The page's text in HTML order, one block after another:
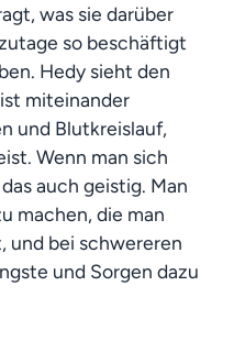
was sie darüber
so beschäftigt
Hedy sieht den
miteinander
und Blutkreislauf,
Wenn man sich
auch geistig. Man
machen, die man
und bei schwereren
und Sorgen dazu